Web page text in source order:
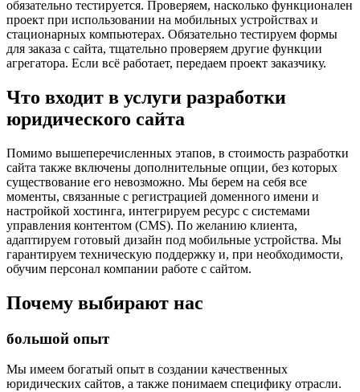
обязательно тестируется. Проверяем, насколько функционален
проект при использовании на мобильных устройствах и
стационарных компьютерах. Обязательно тестируем формы
для заказа с сайта, тщательно проверяем другие функции
агрегатора. Если всё работает, передаем проект заказчику.
Что входит в услуги разработки
юридического сайта
Помимо вышеперечисленных этапов, в стоимость разработки
сайта также включены дополнительные опции, без которых
существование его невозможно. Мы берем на себя все
моменты, связанные с регистрацией доменного имени и
настройкой хостинга, интегрируем ресурс с системами
управления контентом (CMS). По желанию клиента,
адаптируем готовый дизайн под мобильные устройства. Мы
гарантируем техническую поддержку и, при необходимости,
обучим персонал компании работе с сайтом.
Почему выбирают нас
большой опыт
Мы имеем богатый опыт в создании качественных
юридических сайтов, а также понимаем специфику отрасли.